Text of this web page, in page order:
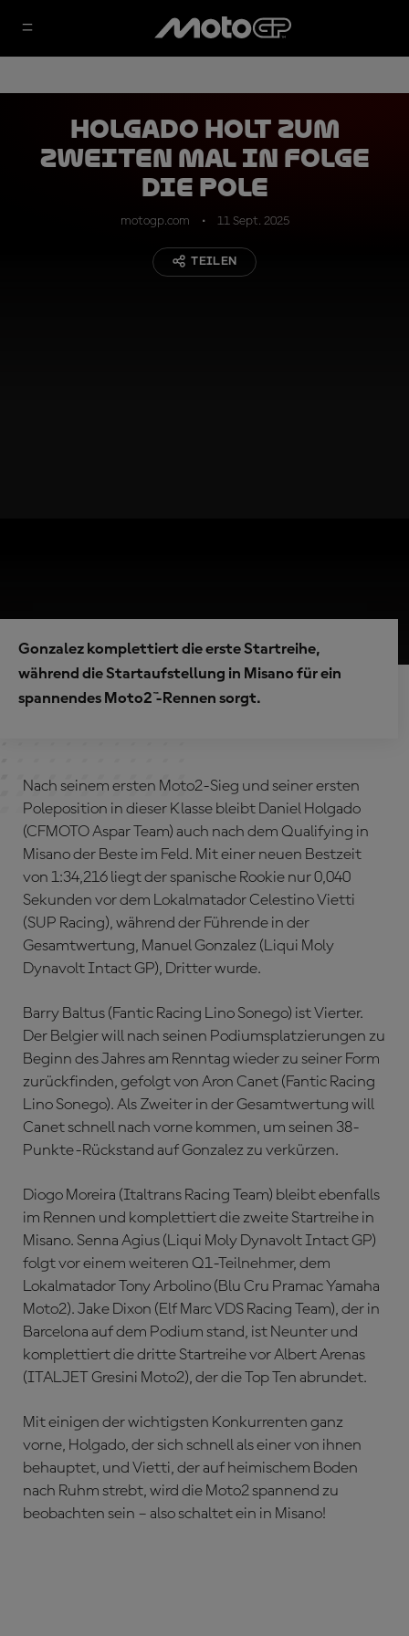
Holgado holt zum
zweiten Mal in Folge
die Pole
motogp.com 11 Sept. 2025
TEILEN
Gonzalez komplettiert die erste Startreihe,
während die Startaufstellung in Misano für ein
spannendes Moto2™-Rennen sorgt.
Nach seinem ersten Moto2-Sieg und seiner ersten
Poleposition in dieser Klasse bleibt Daniel Holgado
(CFMOTO Aspar Team) auch nach dem Qualifying in
Misano der Beste im Feld. Mit einer neuen Bestzeit
von 1:34,216 liegt der spanische Rookie nur 0,040
Sekunden vor dem Lokalmatador Celestino Vietti
(SUP Racing), während der Führende in der
Gesamtwertung, Manuel Gonzalez (Liqui Moly
Dynavolt Intact GP), Dritter wurde.
Barry Baltus (Fantic Racing Lino Sonego) ist Vierter.
Der Belgier will nach seinen Podiumsplatzierungen zu
Beginn des Jahres am Renntag wieder zu seiner Form
zurückfinden, gefolgt von Aron Canet (Fantic Racing
Lino Sonego). Als Zweiter in der Gesamtwertung will
Canet schnell nach vorne kommen, um seinen 38-
Punkte-Rückstand auf Gonzalez zu verkürzen.
Diogo Moreira (Italtrans Racing Team) bleibt ebenfalls
im Rennen und komplettiert die zweite Startreihe in
Misano. Senna Agius (Liqui Moly Dynavolt Intact GP)
folgt vor einem weiteren Q1-Teilnehmer, dem
Lokalmatador Tony Arbolino (Blu Cru Pramac Yamaha
Moto2). Jake Dixon (Elf Marc VDS Racing Team), der in
Barcelona auf dem Podium stand, ist Neunter und
komplettiert die dritte Startreihe vor Albert Arenas
(ITALJET Gresini Moto2), der die Top Ten abrundet.
Mit einigen der wichtigsten Konkurrenten ganz
vorne, Holgado, der sich schnell als einer von ihnen
behauptet, und Vietti, der auf heimischem Boden
nach Ruhm strebt, wird die Moto2 spannend zu
beobachten sein – also schaltet ein in Misano!